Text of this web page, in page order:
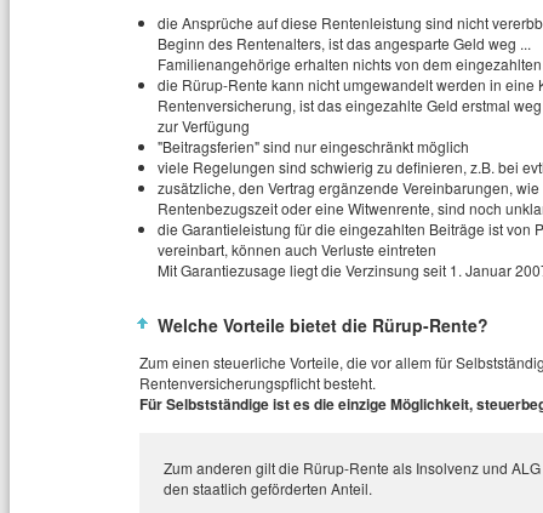
die Ansprüche auf diese Rentenleistung sind nicht
Beginn des Rentenalters, ist das angesparte Geld weg ...
Familienangehörige erhalten nichts von dem
die Rürup-Rente kann nicht umgewandelt werden in
Rentenversicherung, ist das eingezahlte Geld erstmal
zur Verfügung
"Beitragsferien" sind nur eingeschränkt möglich
viele Regelungen sind schwierig zu definieren, z.B. bei
zusätzliche, den Vertrag ergänzende Vereinbarungen,
Rentenbezugszeit oder eine Witwenrente, sind noch
die Garantieleistung für die eingezahlten Beiträge ist von
vereinbart, können auch Verluste eintreten
Mit Garantiezusage liegt die Verzinsung seit 1. Januar
Welche Vorteile bietet die Rürup-Rente?
Zum einen steuerliche Vorteile, die vor allem für
Rentenversicherungspflicht besteht.
Für Selbstständige ist es die einzige Möglichkeit,
Zum anderen gilt die Rürup-Rente als Insolvenz und
den staatlich geförderten Anteil.